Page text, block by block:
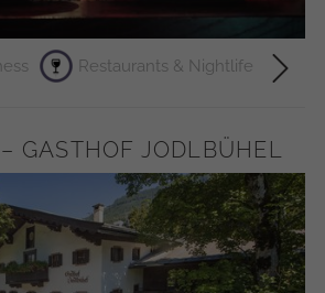
Restaurants & Nightlife
GASTHOF JODLBÜHEL